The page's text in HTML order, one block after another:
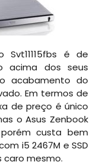
é de
acima dos seus
acabamento do
Em termos de
de preço é único
o Asus Zenbook
custa bem
i5 2467M e SSD
caro mesmo.